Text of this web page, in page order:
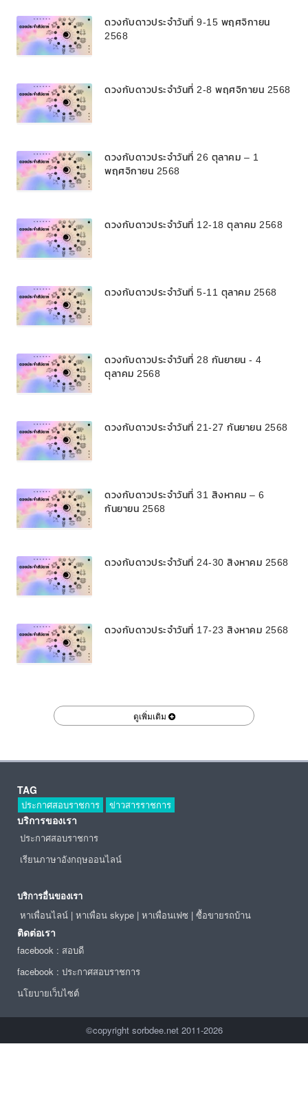
ดวงกับดาวประจำวันที่ 9-15 พฤศจิกายน
2568
ดวงกับดาวประจำวันที่ 2-8 พฤศจิกายน 2568
ดวงกับดาวประจำวันที่ 26 ตุลาคม – 1
พฤศจิกายน 2568
ดวงกับดาวประจำวันที่ 12-18 ตุลาคม 2568
ดวงกับดาวประจำวันที่ 5-11 ตุลาคม 2568
ดวงกับดาวประจำวันที่ 28 กันยายน - 4
ตุลาคม 2568
ดวงกับดาวประจำวันที่ 21-27 กันยายน 2568
ดวงกับดาวประจำวันที่ 31 สิงหาคม – 6
กันยายน 2568
ดวงกับดาวประจำวันที่ 24-30 สิงหาคม 2568
ดวงกับดาวประจำวันที่ 17-23 สิงหาคม 2568
ดูเพิ่มเติม
TAG
ประกาศสอบราชการ ข่าวสารราชการ
บริการของเรา
ประกาศสอบราชการ
เรียนภาษาอังกฤษออนไลน์
บริการอื่นของเรา
หาเพื่อนไลน์ | หาเพื่อน skype | หาเพื่อนเฟซ | ซื้อขายรถบ้าน
ติดต่อเรา
facebook : สอบดี
facebook : ประกาศสอบราชการ
นโยบายเว็บไซต์
©copyright sorbdee.net 2011-2026